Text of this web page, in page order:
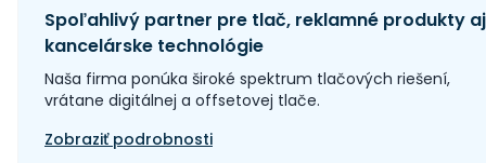
Spoľahlivý partner pre tlač, reklamné produkty aj
kancelárske technológie
Naša firma ponúka široké spektrum tlačových riešení,
vrátane digitálnej a offsetovej tlače.
Zobraziť podrobnosti